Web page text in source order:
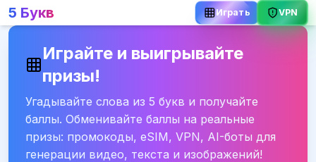
5 Букв Играть VPN
Играйте и выигрывайте
призы!
Угадывайте слова из 5 букв и получайте
баллы. Обменивайте баллы на реальные
призы: промокоды, eSIM, VPN, AI-боты для
генерации видео, текста и изображений!